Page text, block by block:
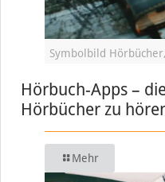
Symbolbild
Hörbuch-Apps –
Hörbücher zu
Mehr